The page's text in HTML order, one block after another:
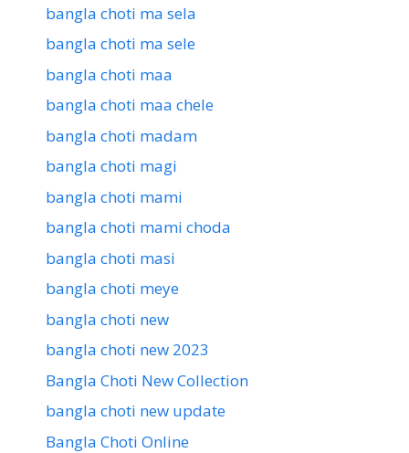
bangla choti ma sela
bangla choti ma sele
bangla choti maa
bangla choti maa chele
bangla choti madam
bangla choti magi
bangla choti mami
bangla choti mami choda
bangla choti masi
bangla choti meye
bangla choti new
bangla choti new 2023
Bangla Choti New Collection
bangla choti new update
Bangla Choti Online